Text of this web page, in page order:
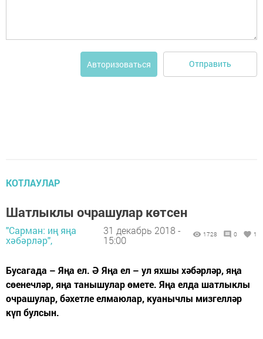
Авторизоваться Отправить
КОТЛАУЛАР
Шатлыклы очрашулар көтсен
"Сарман: иң яңа
хәбәрләр",
31 декабрь 2018 -
15:00
1728 0 1
Бусагада – Яңа ел. Ә Яңа ел – ул яхшы хәбәрләр, яңа
сөенечләр, яңа танышулар өмете. Яңа елда шатлыклы
очрашулар, бәхетле елмаюлар, куанычлы мизгелләр
күп булсын.